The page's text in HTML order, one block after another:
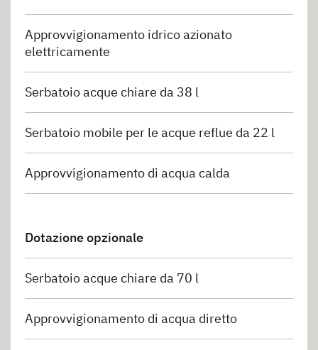
Approvvigionamento idrico azionato
elettricamente
Serbatoio acque chiare da 38 l
Serbatoio mobile per le acque reflue da 22 l
Approvvigionamento di acqua calda
Dotazione opzionale
Serbatoio acque chiare da 70 l
Approvvigionamento di acqua diretto